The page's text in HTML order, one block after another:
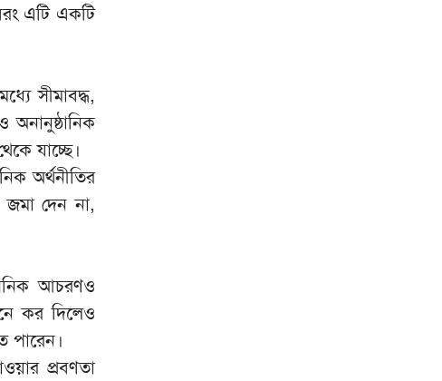
এটি একটি
সীমাবদ্ধ,
অনানুষ্ঠানিক
যাচ্ছে।
অর্থনীতির
দেন না,
আচরণও
কর দিলেও
পারেন।
প্রবণতা